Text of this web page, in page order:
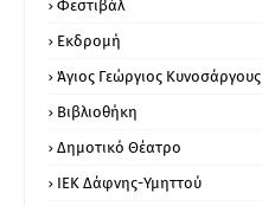
Φεστιβάλ
Εκδρομή
Άγιος Γεώργιος Κυνοσάργους
Βιβλιοθήκη
Δημοτικό Θέατρο
ΙΕΚ Δάφνης-Υμηττού